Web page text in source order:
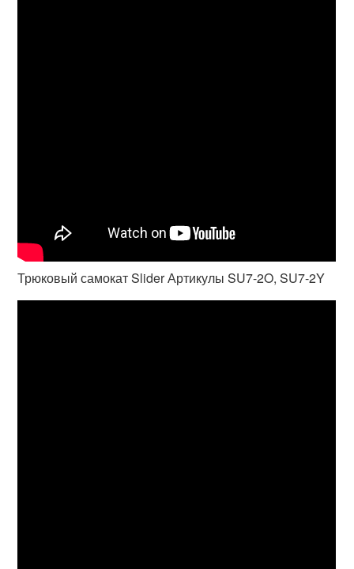
Трюковый самокат Slider Артикулы SU7-2O, SU7-2Y